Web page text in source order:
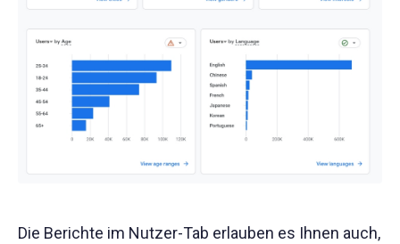
Die Berichte im Nutzer-Tab erlauben es Ihnen auch,